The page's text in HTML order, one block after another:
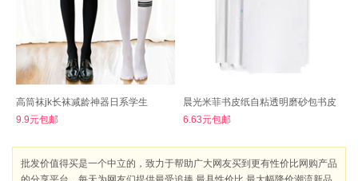
高筒袜jk长袜减龄神器日系学生
9.9元包邮
晨光米菲书皮纸自粘透明磨砂包书皮
6.63元包邮
批发价值得买是一个中立的，致力于帮助广大网友买到更有性价比网购产品